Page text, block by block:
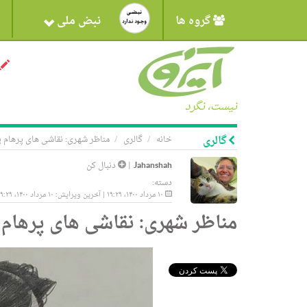
گروه ها نبض ملی
نیست، نگرد
خانه گالری مناظر شهری: نقاشی های پرهام گالری
Jahanshah
|
دنبال کن
دسته:
مناظر شهری: نقاشی های